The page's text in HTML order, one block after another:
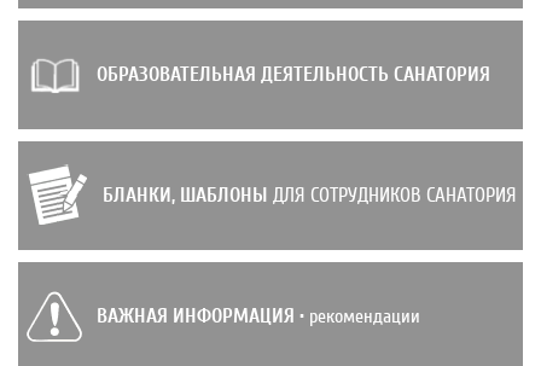
ОБРАЗОВАТЕЛЬНАЯ ДЕЯТЕЛЬНОСТЬ САНАТОРИЯ
БЛАНКИ, ШАБЛОНЫ ДЛЯ СОТРУДНИКОВ САНАТОРИЯ
ВАЖНАЯ ИНФОРМАЦИЯ • рекомендации